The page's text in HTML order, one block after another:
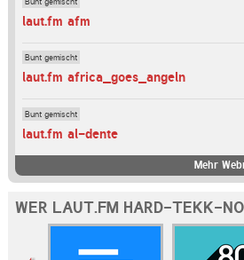
laut.fm afm
Bunt gemischt
laut.fm africa_goes_angeln
Bunt gemischt
laut.fm al-dente
Mehr
WER LAUT.FM HARD-TEKK-